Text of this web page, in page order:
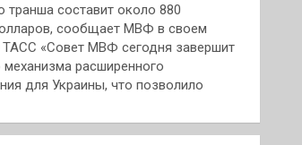
транша составит около 880
сообщает МВФ в своем
ТАСС «Совет МВФ сегодня завершит
механизма расширенного
для Украины, что позволило